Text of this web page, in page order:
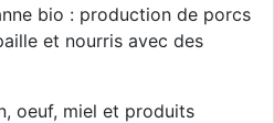
bio : production de porcs
et nourris avec des
oeuf, miel et produits